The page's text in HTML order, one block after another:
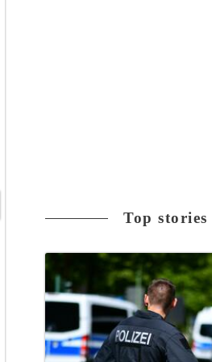
Top stories